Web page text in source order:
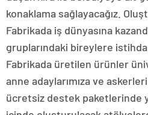
konaklama sağlayacağız.
Fabrikada iş dünyasına
gruplarındaki bireylere
Fabrikada üretilen ürünler
anne adaylarımıza ve
ücretsiz destek paketlerinde